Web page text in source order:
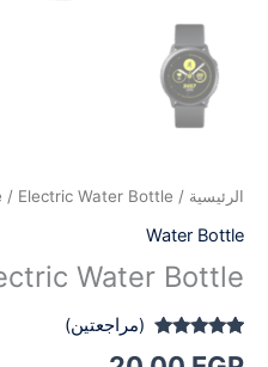
الرئيسية /
/ Electric Water Bottle
Water Bottle
Water Bottle
(مراجعتين)